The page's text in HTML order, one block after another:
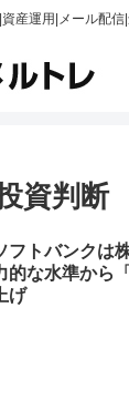
産運用|メール配
資判断
フトバンクは
的な水準から
上げ